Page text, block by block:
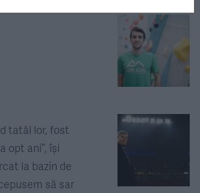
tatăl lor, fost
opt ani”, își
la bazin de
să sar